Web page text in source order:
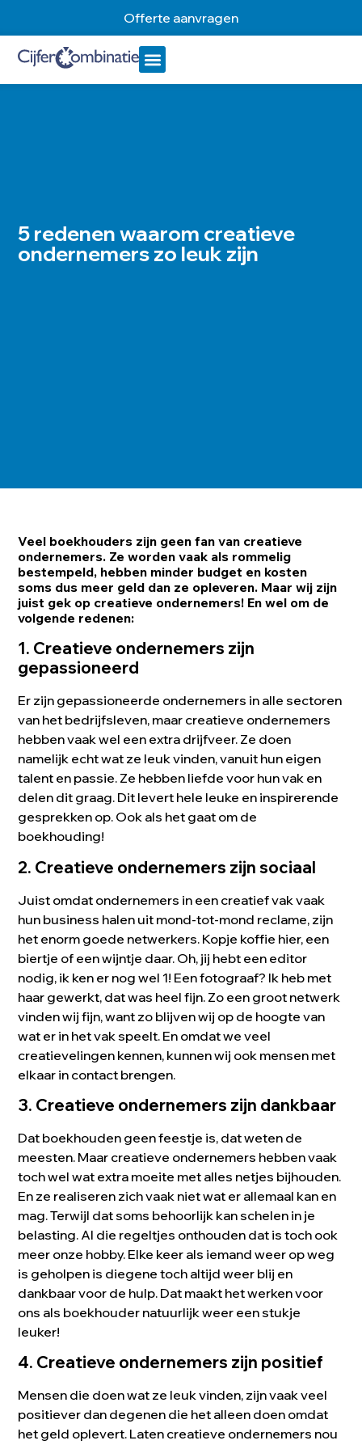
Offerte aanvragen
5 redenen waarom creatieve
ondernemers zo leuk zijn
Veel boekhouders zijn geen fan van creatieve
ondernemers. Ze worden vaak als rommelig
bestempeld, hebben minder budget en kosten
soms dus meer geld dan ze opleveren. Maar wij zijn
juist gek op creatieve ondernemers! En wel om de
volgende redenen:
1. Creatieve ondernemers zijn
gepassioneerd
Er zijn gepassioneerde ondernemers in alle sectoren
van het bedrijfsleven, maar creatieve ondernemers
hebben vaak wel een extra drijfveer. Ze doen
namelijk echt wat ze leuk vinden, vanuit hun eigen
talent en passie. Ze hebben liefde voor hun vak en
delen dit graag. Dit levert hele leuke en inspirerende
gesprekken op. Ook als het gaat om de
boekhouding!
2. Creatieve ondernemers zijn sociaal
Juist omdat ondernemers in een creatief vak vaak
hun business halen uit mond-tot-mond reclame, zijn
het enorm goede netwerkers. Kopje koffie hier, een
biertje of een wijntje daar. Oh, jij hebt een editor
nodig, ik ken er nog wel 1! Een fotograaf? Ik heb met
haar gewerkt, dat was heel fijn. Zo een groot netwerk
vinden wij fijn, want zo blijven wij op de hoogte van
wat er in het vak speelt. En omdat we veel
creatievelingen kennen, kunnen wij ook mensen met
elkaar in contact brengen.
3. Creatieve ondernemers zijn dankbaar
Dat boekhouden geen feestje is, dat weten de
meesten. Maar creatieve ondernemers hebben vaak
toch wel wat extra moeite met alles netjes bijhouden.
En ze realiseren zich vaak niet wat er allemaal kan en
mag. Terwijl dat soms behoorlijk kan schelen in je
belasting. Al die regeltjes onthouden dat is toch ook
meer onze hobby. Elke keer als iemand weer op weg
is geholpen is diegene toch altijd weer blij en
dankbaar voor de hulp. Dat maakt het werken voor
ons als boekhouder natuurlijk weer een stukje
leuker!
4. Creatieve ondernemers zijn positief
Mensen die doen wat ze leuk vinden, zijn vaak veel
positiever dan degenen die het alleen doen omdat
het geld oplevert. Laten creatieve ondernemers nou